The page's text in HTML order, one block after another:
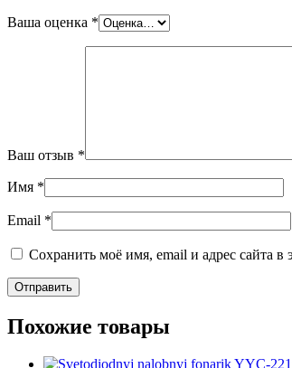
Ваша оценка *
Ваш отзыв *
Имя *
Email *
Сохранить моё имя, email и адрес сайта
Похожие товары